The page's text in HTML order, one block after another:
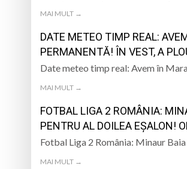
MAI MULT →
DATE METEO TIMP REAL:
PERMANENTĂ! ÎN VEST, A
Date meteo timp real: Avem în
MAI MULT →
FOTBAL LIGA 2 ROMÂNIA:
PENTRU AL DOILEA EȘALON!
Fotbal Liga 2 România: Minaur
MAI MULT →